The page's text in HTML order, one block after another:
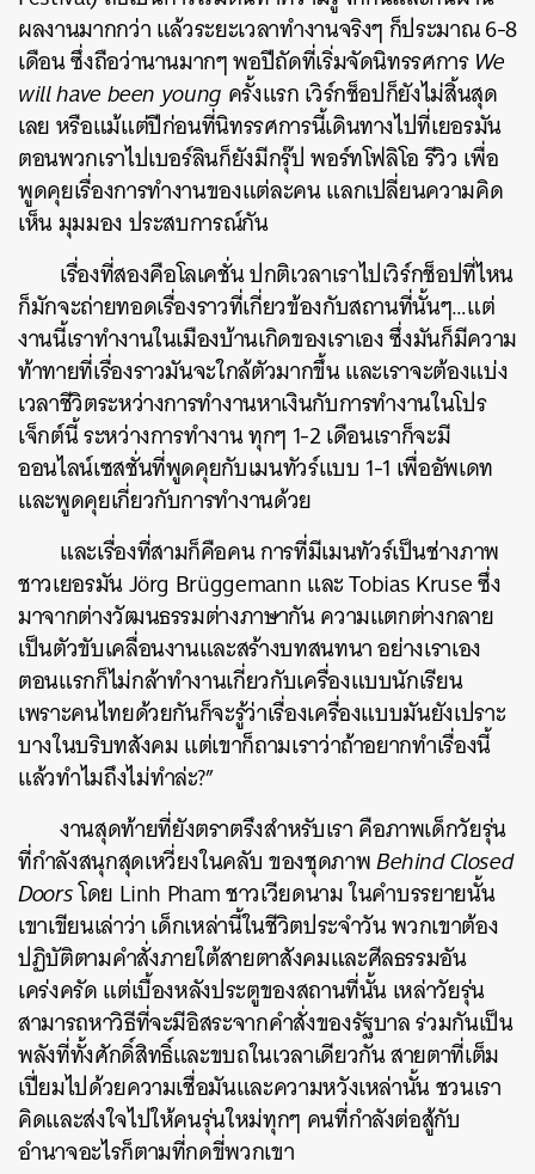
ผลงานมากกว่า แล้วระยะเวลาทำงานจริงๆ ก็ประมาณ 6-8
เดือน ซึ่งถือว่านานมากๆ พอปีถัดที่เริ่มจัดนิทรรศการWe
will have been young ครั้งแรก เวิร์กช็อปก็ยังไม่สิ้นสุด
เลย หรือแม้แต่ปีก่อนที่นิทรรศการนี้เดินทางไปที่เยอรมัน
ตอนพวกเราไปเบอร์ลินก็ยังมีกรุ๊ป พอร์ทโฟลิโอ รีวิว เพื่อ
พูดคุยเรื่องการทำงานของแต่ละคน แลกเปลี่ยนความคิด
เห็น มุมมอง ประสบการณ์กัน
เรื่องที่สองคือโลเคชั่น ปกติเวลาเราไปเวิร์กช็อปที่ไหน
ก็มักจะถ่ายทอดเรื่องราวที่เกี่ยวข้องกับสถานที่นั้นๆ…แต่
งานนี้เราทำงานในเมืองบ้านเกิดของเราเอง ซึ่งมันก็มีความ
ท้าทายที่เรื่องราวมันจะใกล้ตัวมากขึ้น และเราจะต้องแบ่ง
เวลาชีวิตระหว่างการทำงานหาเงินกับการทำงานในโปร
เจ็กต์นี้ ระหว่างการทำงาน ทุกๆ 1-2 เดือนเราก็จะมี
ออนไลน์เซสชั่นที่พูดคุยกับเมนทัวร์แบบ 1-1 เพื่ออัพเดท
และพูดคุยเกี่ยวกับการทำงานด้วย
และเรื่องที่สามก็คือคน การที่มีเมนทัวร์เป็นช่างภาพ
ชาวเยอรมัน Jörg Brüggemann และ Tobias Kruse ซึ่ง
มาจากต่างวัฒนธรรมต่างภาษากัน ความแตกต่างกลาย
เป็นตัวขับเคลื่อนงานและสร้างบทสนทนา อย่างเราเอง
ตอนแรกก็ไม่กล้าทำงานเกี่ยวกับเครื่องแบบนักเรียน
เพราะคนไทยด้วยกันก็จะรู้ว่าเรื่องเครื่องแบบมันยังเปราะ
บางในบริบทสังคม แต่เขาก็ถามเราว่าถ้าอยากทำเรื่องนี้
แล้วทำไมถึงไม่ทำล่ะ?”
งานสุดท้ายที่ยังตราตรึงสำหรับเรา คือภาพเด็กวัยรุ่น
ที่กำลังสนุกสุดเหวี่ยงในคลับ ของชุดภาพBehind Closed
Doorsโดย Linh Pham ชาวเวียดนาม ในคำบรรยายนั้น
เขาเขียนเล่าว่า เด็กเหล่านี้ในชีวิตประจำวัน พวกเขาต้อง
ปฏิบัติตามคำสั่งภายใต้สายตาสังคมและศีลธรรมอัน
เคร่งครัด แต่เบื้องหลังประตูของสถานที่นั้น เหล่าวัยรุ่น
สามารถหาวิธีที่จะมีอิสระจากคำสั่งของรัฐบาล ร่วมกันเป็น
พลังที่ทั้งศักดิ์สิทธิ์และขบถในเวลาเดียวกัน สายตาที่เต็ม
เปี่ยมไปด้วยความเชื่อมันและความหวังเหล่านั้น ชวนเรา
คิดและส่งใจไปให้คนรุ่นใหม่ทุกๆ คนที่กำลังต่อสู้กับ
อำนาจอะไรก็ตามที่กดขี่พวกเขา